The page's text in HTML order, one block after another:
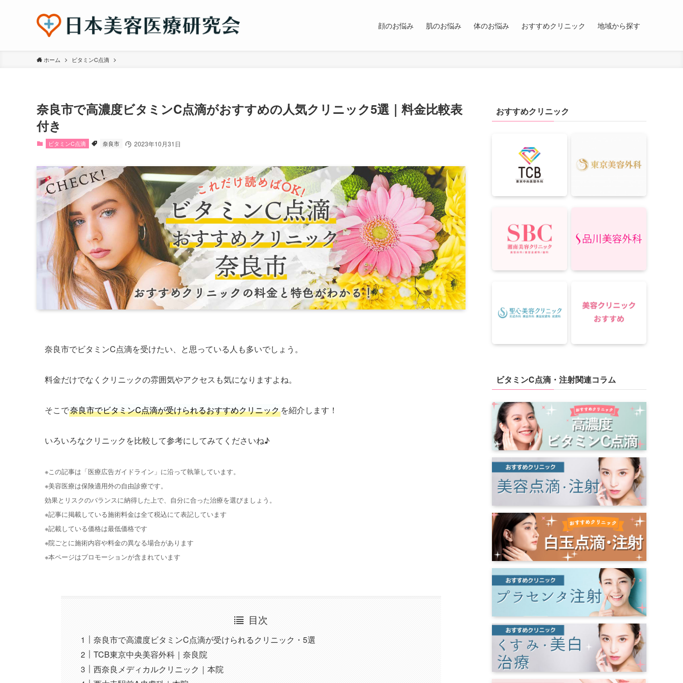
顔のお悩み 肌のお悩み 体のお悩み おすすめクリニック 地域から探す
ホーム ビタミンC点滴
奈良市で高濃度ビタミンC点滴がおすすめの人気クリニック5選｜料金比較表
付き
ビタミンC点滴 奈良市 2023年10月31日
奈良市でビタミンC点滴を受けたい、と思っている人も多いでしょう。
料金だけでなくクリニックの雰囲気やアクセスも気になりますよね。
そこで奈良市でビタミンC点滴が受けられるおすすめクリニックを紹介します！
いろいろなクリニックを比較して参考にしてみてくださいね♪
※この記事は「医療広告ガイドライン」に沿って執筆しています。
※美容医療は保険適用外の自由診療です。
効果とリスクのバランスに納得した上で、自分に合った治療を選びましょう。
※記事に掲載している施術料金は全て税込にて表記しています
※記載している価格は最低価格です
※院ごとに施術内容や料金の異なる場合があります
※本ページはプロモーションが含まれています
目次
奈良市で高濃度ビタミンC点滴が受けられるクリニック・5選
TCB東京中央美容外科｜奈良院
西奈良メディカルクリニック｜本院
おすすめクリニック
ビタミンC点滴・注射関連コラム